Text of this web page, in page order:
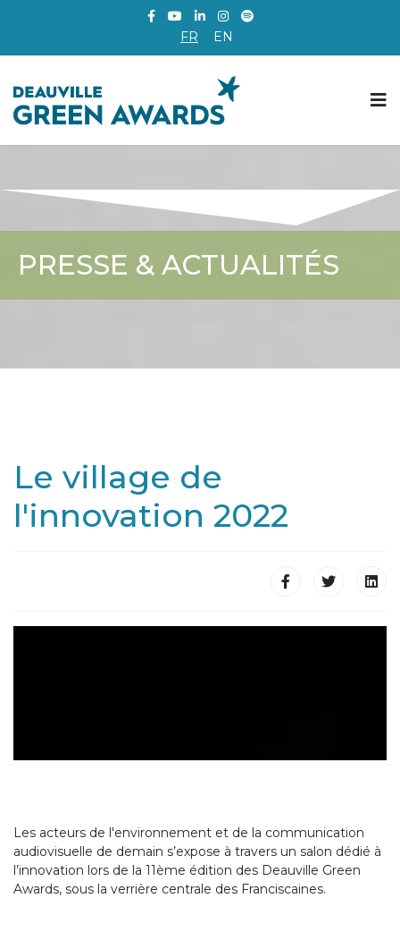
FR EN
PRESSE & ACTUALITÉS
Le village de
l'innovation 2022
Les acteurs de l'environnement et de la communication
audiovisuelle de demain s’expose à travers un salon dédié à
l’innovation lors de la 11ème édition des Deauville Green
Awards, sous la verrière centrale des Franciscaines.